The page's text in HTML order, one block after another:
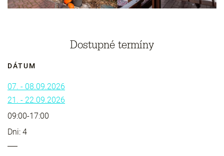
Dostupné termíny
DÁTUM
07. - 08.09.2026
21. - 22.09.2026
09:00-17:00
Dni: 4